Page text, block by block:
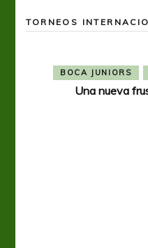
TORNEOS
BOCA JUNIORS
Una nueva